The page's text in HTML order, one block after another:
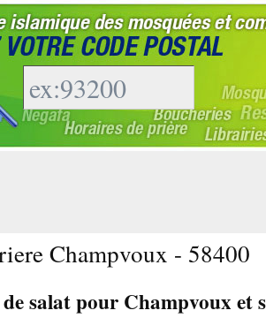
Champvoux - 58400
salat pour Champvoux et